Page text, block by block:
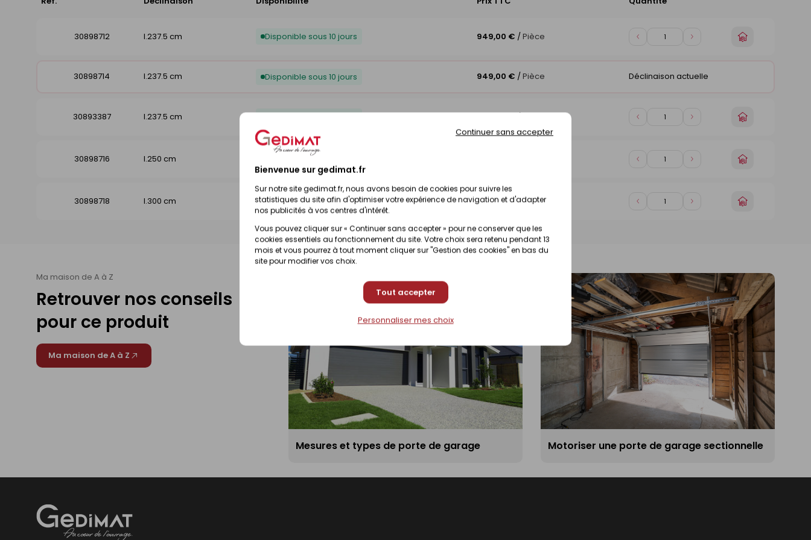
Bienvenue sur gedimat.fr
Sur notre site gedimat.fr, nous avons besoin de cookies pour suivre les
statistiques du site afin d'optimiser votre expérience de navigation et d'adapter
nos publicités à vos centres d'intérêt.
Vous pouvez cliquer sur « Continuer sans accepter » pour ne conserver que les
cookies essentiels au fonctionnement du site. Votre choix sera retenu pendant 13
mois et vous pourrez à tout moment cliquer sur "Gestion des cookies" en bas du
site pour modifier vos choix.
Tout accepter
Continuer sans accepter
Personnaliser mes choix
30898712 l.237.5 cm Disponible sous 10 jours 949,00 € /Pièce
Diminuer
Augmenter
Choisir
30898714
l.237.5 cm Disponible sous 10 jours 949,00 € /Pièce Déclinaison actuelle
30893387 l.237.5 cm Disponible sous 10 jours 845,00 €/Pièce
Diminuer
Augmenter
Choisir
30898716
l.250 cm Disponible sous 10 jours
Diminuer
Augmenter
Choisir
30898718
l.300 cm Disponible sous 10 jours 1 199,00 €/Pièce
Diminuer
Augmenter
Choisir
Ma maison de A à Z
Retrouver nos conseils
pour ce produit
Ma maison de A à Z
Mesures et types de porte de garage Motoriser une porte de garage sectionnelle